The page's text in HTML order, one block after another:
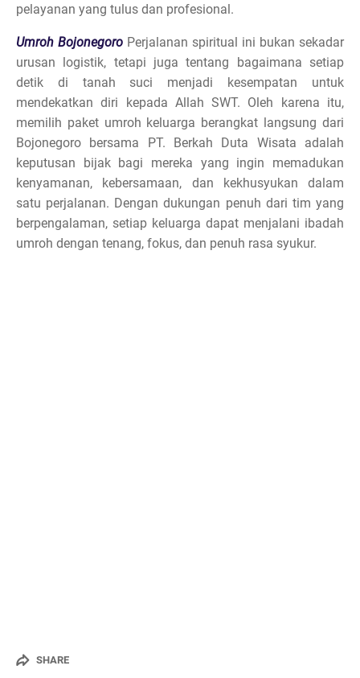
pelayanan yang tulus dan profesional.
Umroh Bojonegoro Perjalanan spiritual ini bukan sekadar
urusan logistik, tetapi juga tentang bagaimana setiap
detik di tanah suci menjadi kesempatan untuk
mendekatkan diri kepada Allah SWT. Oleh karena itu,
memilih paket umroh keluarga berangkat langsung dari
Bojonegoro bersama PT. Berkah Duta Wisata adalah
keputusan bijak bagi mereka yang ingin memadukan
kenyamanan, kebersamaan, dan kekhusyukan dalam
satu perjalanan. Dengan dukungan penuh dari tim yang
berpengalaman, setiap keluarga dapat menjalani ibadah
umroh dengan tenang, fokus, dan penuh rasa syukur.
SHARE